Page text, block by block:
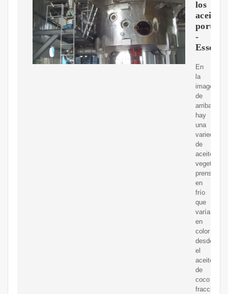
los
aceites
-
En
la
imagen
de
arriba
hay
una
variedad
de
aceites
vegetales
prensados
en
frío
que
varían
en
color
desde
el
aceite
de
coco